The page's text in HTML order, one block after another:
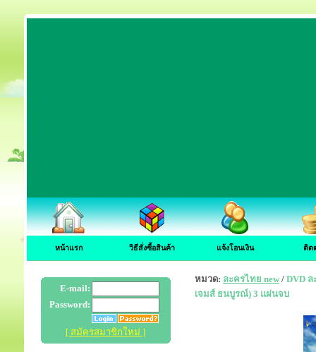
หน้าแรก วิธีสั่งซื้อสินค้า แจ้งโอนเงิน ติด
E-mail:
Password:
[ สมัครสมาชิกใหม่ ]
หมวด: ละครไทย new / DVD
เจมส์ ธนบูรณ์) 3 แผ่นจบ